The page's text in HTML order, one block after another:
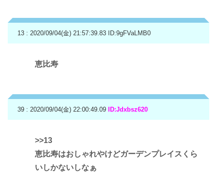
13 : 2020/09/04(金) 21:57:39.83 ID:9gFVaLMB0
恵比寿
39 : 2020/09/04(金) 22:00:49.09 ID:Jdxbsz620
>>13
恵比寿はおしゃれやけどガーデンプレイスくら
いしかないしなぁ